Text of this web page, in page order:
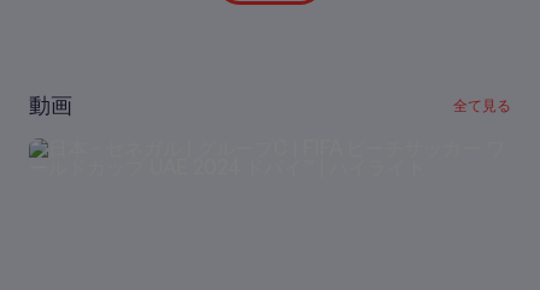
動画 全て見る